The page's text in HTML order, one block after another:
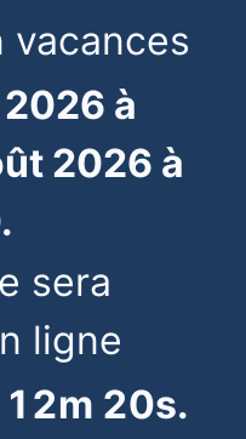
vacances
à
2026 à
sera
ligne
12m 20s.